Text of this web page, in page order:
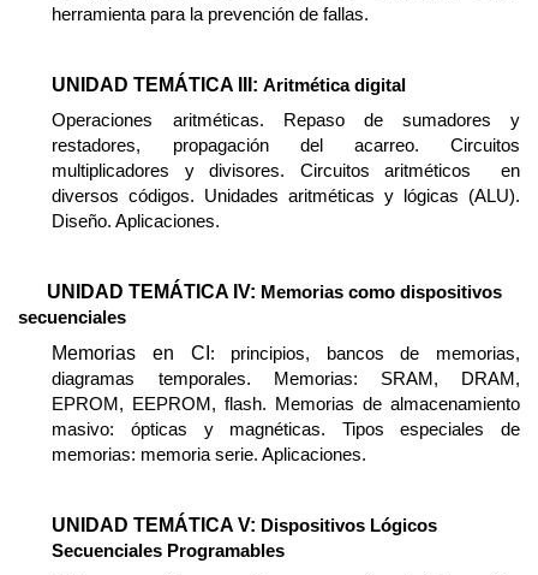
herramienta para la prevención de fallas.
UNIDAD TEMÁTICA III:Aritmética digital
Operaciones aritméticas. Repaso de sumadores y
restadores, propagación del acarreo. Circuitos
multiplicadores y divisores. Circuitos aritméticos
en
diversos códigos. Unidades aritméticas y lógicas (ALU).
Diseño. Aplicaciones.
UNIDAD TEMÁTICA IV: Memorias como dispositivos
secuenciales
Memorias en CI : principios, bancos de memorias,
diagramas temporales. Memorias: SRAM, DRAM,
EPROM, EEPROM, flash. Memorias de almacenamiento
masivo: ópticas y magnéticas. Tipos especiales de
memorias: memoria serie. Aplicaciones.
UNIDAD TEMÁTICA V: Dispositivos Lógicos
Secuenciales Programables